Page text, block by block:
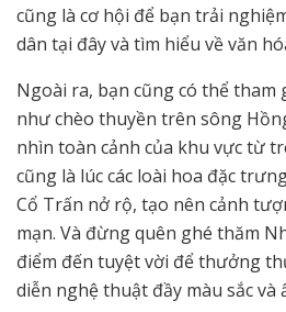
cũng là cơ hội để bạn trải
dân tại đây và tìm hiểu về văn
Ngoài ra, bạn cũng có thể tham
như chèo thuyền trên sông
nhìn toàn cảnh của khu vực từ
cũng là lúc các loài hoa đặc
Cổ Trấn nở rộ, tạo nên cảnh
mạn. Và đừng quên ghé thăm
điểm đến tuyệt vời để thưởng
diễn nghệ thuật đầy màu sắc và